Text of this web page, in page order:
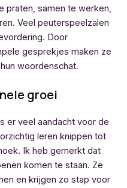
praten, samen te werken,
Veel peuterspeelzalen
Door
gesprekjes maken ze
woordenschat.
groei
er veel aandacht voor de
leren knippen tot
Ik heb gemerkt dat
komen te staan. Ze
en krijgen zo stap voor